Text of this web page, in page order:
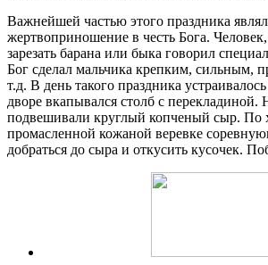
Важнейшей частью этого праздника
жертвоприношение в честь Бога.
зарезать барана или быка говорил
Бог сделал мальчика крепким, сильным,
т.д. В день такого праздника
дворе вкапывался столб с перекладиной.
подвешивали круглый копченый сыр. По
промасленной кожаной веревке
добраться до сыра и откусить кусочек.